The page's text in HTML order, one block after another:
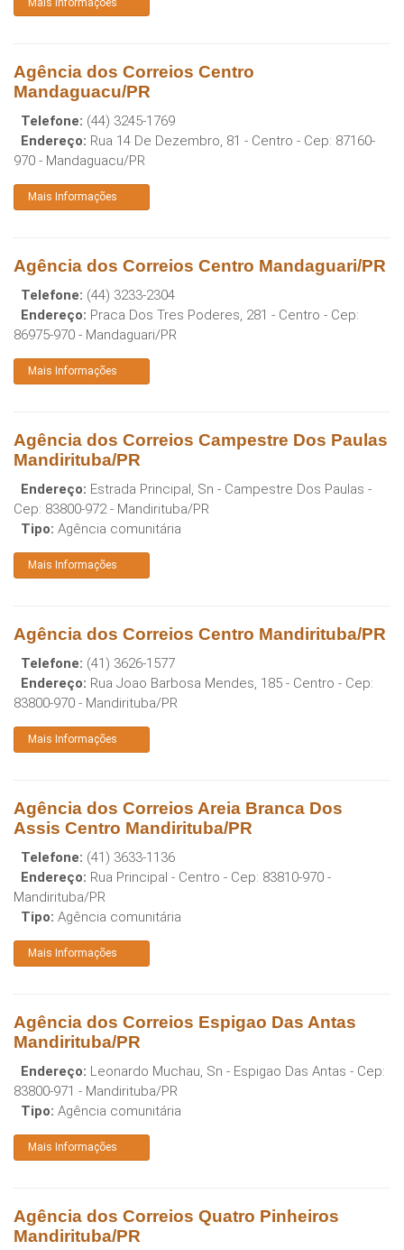
Mais Informações
Agência dos Correios Centro
Mandaguacu/PR
Telefone: (44) 3245-1769
Endereço: Rua 14 De Dezembro, 81 - Centro - Cep: 87160-
970 - Mandaguacu/PR
Mais Informações
Agência dos Correios Centro Mandaguari/PR
Telefone: (44) 3233-2304
Endereço: Praca Dos Tres Poderes, 281 - Centro - Cep:
86975-970 - Mandaguari/PR
Mais Informações
Agência dos Correios Campestre Dos Paulas
Mandirituba/PR
Endereço: Estrada Principal, Sn - Campestre Dos Paulas -
Cep: 83800-972- Mandirituba/PR
Tipo: Agência comunitária
Mais Informações
Agência dos Correios Centro Mandirituba/PR
Telefone: (41) 3626-1577
Endereço: Rua Joao Barbosa Mendes, 185 - Centro - Cep:
83800-970 - Mandirituba/PR
Mais Informações
Agência dos Correios Areia Branca Dos
Assis Centro Mandirituba/PR
Telefone: (41) 3633-1136
Endereço: Rua Principal - Centro - Cep: 83810-970 -
Mandirituba/PR
Tipo: Agência comunitária
Mais Informações
Agência dos Correios Espigao Das Antas
Mandirituba/PR
Endereço: Leonardo Muchau, Sn - Espigao Das Antas - Cep:
83800-971 - Mandirituba/PR
Tipo: Agência comunitária
Mais Informações
Agência dos Correios Quatro Pinheiros
Mandirituba/PR